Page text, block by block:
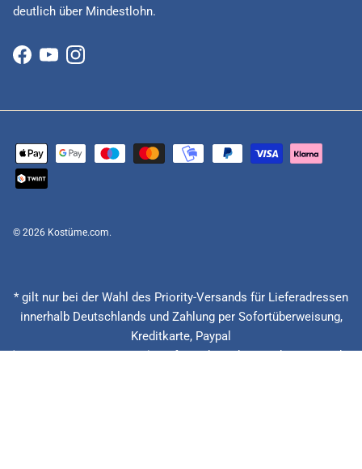
deutlich über Mindestlohn.
Facebook
YouTubeInstagram
© 2026 Kostüme.com.
* gilt nur bei der Wahl des Priority-Versands für Lieferadressen
innerhalb Deutschlands und Zahlung per Sofortüberweisung,
Kreditkarte, Paypal